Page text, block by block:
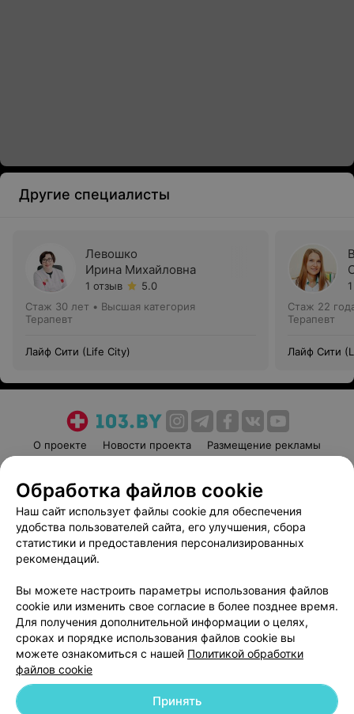
Другие специалисты
Левошко
Ирина Михайловна
1 отзыв
5.0
Стаж 30 лет • Высшая категория
Терапевт
Лайф Сити (Life City)
Стаж 22
Терапевт
Лайф Сити
О проекте Новости проекта
Размещение рекламы
Пользовательское соглашение
Способы оплаты
Вакансии
Партнеры
Написать руководителю 103.by
Обработка персональных данных
© 2026 ООО «Артокс Лаб», УНП 191700409 | 220012, Республика Беларусь,
Обработка файлов cookie
Наш сайт использует файлы cookie для обеспечения
удобства пользователей сайта, его улучшения, сбора
статистики и предоставления персонализированных
рекомендаций.
Вы можете настроить параметры использования файлов
cookie или изменить свое согласие в более позднее время.
Для получения дополнительной информации о целях,
сроках и порядке использования файлов cookie вы
можете ознакомиться с нашей Политикой обработки
файлов cookie
Принять